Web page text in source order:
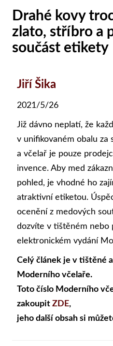
Drahé kovy
zlato, stříbro a
součást etikety
Jiří Šika
2021/5/26
Již dávno neplatí, že
v unifikovaném obalu za
a včelař je pouze
invence. Aby med
pohled, je vhodné ho
atraktivní etiketou.
ocenění z medových
dozvíte v tištěném nebo
elektronickém vydání
Celý článek je v tištěné
Moderního včelaře.
Toto číslo Moderního
zakoupit ZDE,
jeho další obsah si